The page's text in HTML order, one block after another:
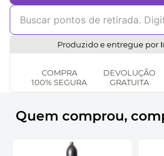
Produzido e entregue por
COMPRA
100% SEGURA
DEVOLUÇÃO
GRATUITA
Quem comprou,